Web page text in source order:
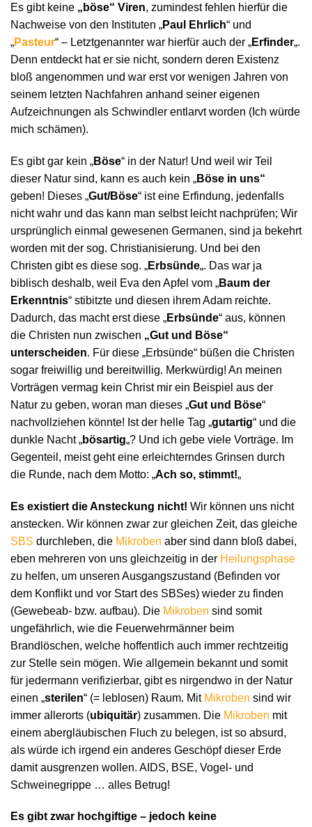
Es gibt keine „böse“ Viren, zumindest fehlen hierfür die
Nachweise von den Instituten „Paul Ehrlich“ und
„Pasteur“ – Letztgenannter war hierfür auch der „Erfinder„.
Denn entdeckt hat er sie nicht, sondern deren Existenz
bloß angenommen und war erst vor wenigen Jahren von
seinem letzten Nachfahren anhand seiner eigenen
Aufzeichnungen als Schwindler entlarvt worden (Ich würde
mich schämen).
Es gibt gar kein „Böse“ in der Natur! Und weil wir Teil
dieser Natur sind, kann es auch kein „Böse in uns“
geben! Dieses „Gut/Böse“ ist eine Erfindung, jedenfalls
nicht wahr und das kann man selbst leicht nachprüfen; Wir
ursprünglich einmal gewesenen Germanen, sind ja bekehrt
worden mit der sog. Christianisierung. Und bei den
Christen gibt es diese sog. „Erbsünde„. Das war ja
biblisch deshalb, weil Eva den Apfel vom „Baum der
Erkenntnis“ stibitzte und diesen ihrem Adam reichte.
Dadurch, das macht erst diese „Erbsünde“ aus, können
die Christen nun zwischen „Gut und Böse“
unterscheiden. Für diese „Erbsünde“ büßen die Christen
sogar freiwillig und bereitwillig. Merkwürdig! An meinen
Vorträgen vermag kein Christ mir ein Beispiel aus der
Natur zu geben, woran man dieses „Gut und Böse“
nachvollziehen könnte! Ist der helle Tag „gutartig“ und die
dunkle Nacht „bösartig„? Und ich gebe viele Vorträge. Im
Gegenteil, meist geht eine erleichterndes Grinsen durch
die Runde, nach dem Motto: „Ach so, stimmt!„
Es existiert die Ansteckung nicht! Wir können uns nicht
anstecken. Wir können zwar zur gleichen Zeit, das gleiche
SBS durchleben, die Mikroben aber sind dann bloß dabei,
eben mehreren von uns gleichzeitig in der Heilungsphase
zu helfen, um unseren Ausgangszustand (Befinden vor
dem Konflikt und vor Start des SBSes) wieder zu finden
(Gewebeab- bzw. aufbau). Die Mikroben sind somit
ungefährlich, wie die Feuerwehrmänner beim
Brandlöschen, welche hoffentlich auch immer rechtzeitig
zur Stelle sein mögen. Wie allgemein bekannt und somit
für jedermann verifizierbar, gibt es nirgendwo in der Natur
einen „sterilen“ (= leblosen) Raum. Mit Mikroben sind wir
immer allerorts (ubiquitär) zusammen. Die Mikroben mit
einem abergläubischen Fluch zu belegen, ist so absurd,
als würde ich irgend ein anderes Geschöpf dieser Erde
damit ausgrenzen wollen. AIDS, BSE, Vogel- und
Schweinegrippe … alles Betrug!
Es gibt zwar hochgiftige – jedoch keine